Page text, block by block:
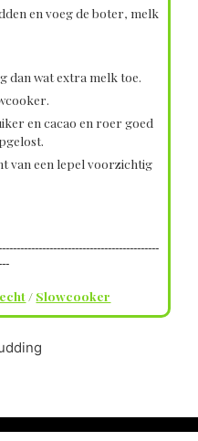
en voeg de boter, melk
dan wat extra melk toe.
en cacao en roer goed
van een lepel voorzichtig
/ Slowcooker